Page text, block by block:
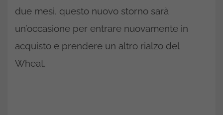
due mesi, questo nuovo storno sarà
un’occasione per entrare nuovamente in
acquisto e prendere un altro rialzo del
Wheat.